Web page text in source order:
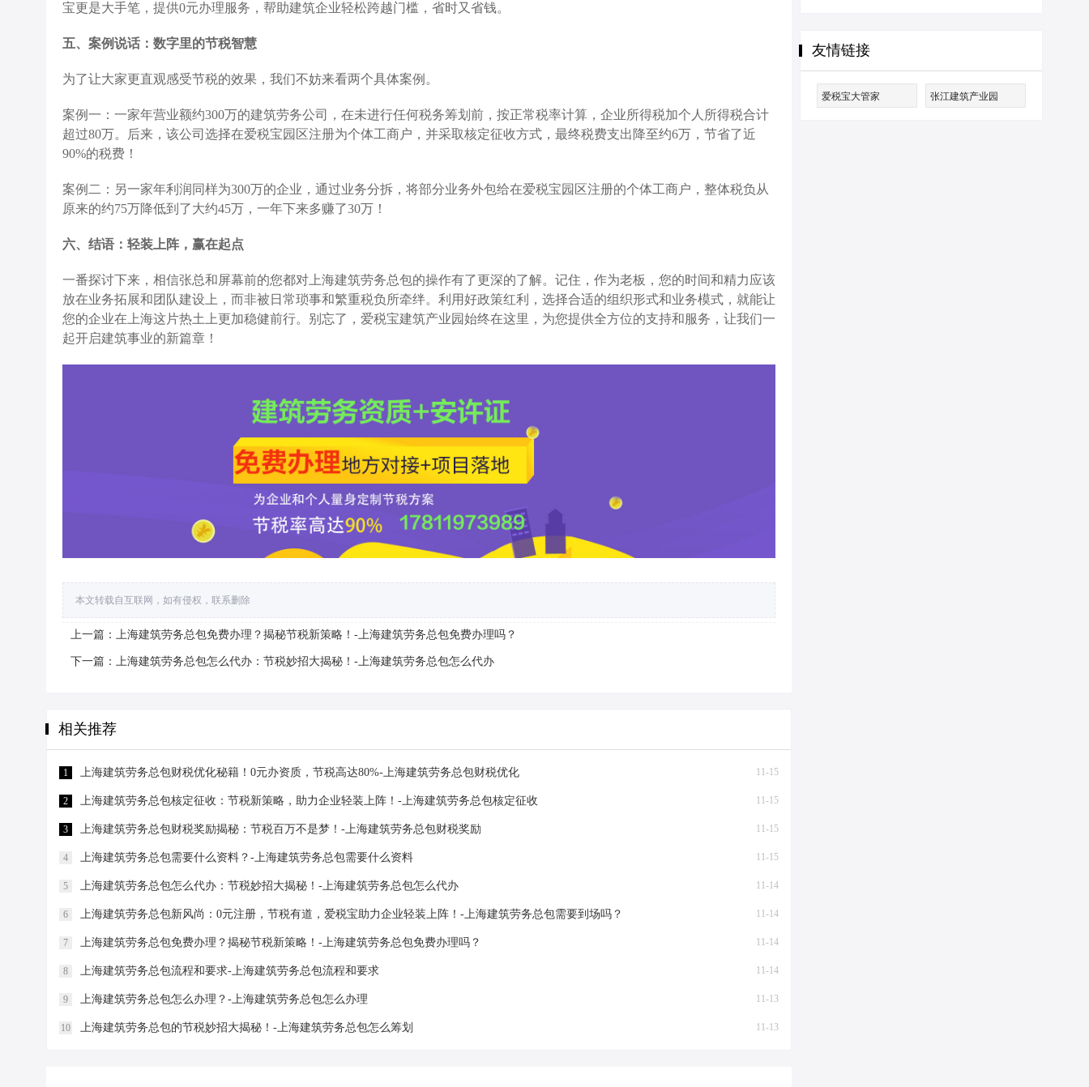
宝更是大手笔，提供0元办理服务，帮助建筑企业轻松跨越门槛，省时又省钱。
五、案例说话：数字里的节税智慧
为了让大家更直观感受节税的效果，我们不妨来看两个具体案例。
案例一：一家年营业额约300万的建筑劳务公司，在未进行任何税务筹划前，按正常税率计算，企业所得税加个人所得税合计
超过80万。后来，该公司选择在爱税宝园区注册为个体工商户，并采取核定征收方式，最终税费支出降至约6万，节省了近
90%的税费！
案例二：另一家年利润同样为300万的企业，通过业务分拆，将部分业务外包给在爱税宝园区注册的个体工商户，整体税负从
原来的约75万降低到了大约45万，一年下来多赚了30万！
六、结语：轻装上阵，赢在起点
一番探讨下来，相信张总和屏幕前的您都对上海建筑劳务总包的操作有了更深的了解。记住，作为老板，您的时间和精力应该
放在业务拓展和团队建设上，而非被日常琐事和繁重税负所牵绊。利用好政策红利，选择合适的组织形式和业务模式，就能让
您的企业在上海这片热土上更加稳健前行。别忘了，爱税宝建筑产业园始终在这里，为您提供全方位的支持和服务，让我们一
起开启建筑事业的新篇章！
本文转载自互联网，如有侵权，联系删除
上一篇：上海建筑劳务总包免费办理？揭秘节税新策略！-上海建筑劳务总包免费办理吗？
下一篇：上海建筑劳务总包怎么代办：节税妙招大揭秘！-上海建筑劳务总包怎么代办
相关推荐
11-15
1 上海建筑劳务总包财税优化秘籍！0元办资质，节税高达80%-上海建筑劳务总包财税优化
11-15
2 上海建筑劳务总包核定征收：节税新策略，助力企业轻装上阵！-上海建筑劳务总包核定征收
11-15
3 上海建筑劳务总包财税奖励揭秘：节税百万不是梦！-上海建筑劳务总包财税奖励
11-15
4 上海建筑劳务总包需要什么资料？-上海建筑劳务总包需要什么资料
11-14
5 上海建筑劳务总包怎么代办：节税妙招大揭秘！-上海建筑劳务总包怎么代办
11-14
6 上海建筑劳务总包新风尚：0元注册，节税有道，爱税宝助力企业轻装上阵！-上海建筑劳务总包需要到场吗？
11-14
7 上海建筑劳务总包免费办理？揭秘节税新策略！-上海建筑劳务总包免费办理吗？
11-14
8 上海建筑劳务总包流程和要求-上海建筑劳务总包流程和要求
11-13
9 上海建筑劳务总包怎么办理？-上海建筑劳务总包怎么办理
11-13
10 上海建筑劳务总包的节税妙招大揭秘！-上海建筑劳务总包怎么筹划
友情链接
爱税宝大管家 张江建筑产业园